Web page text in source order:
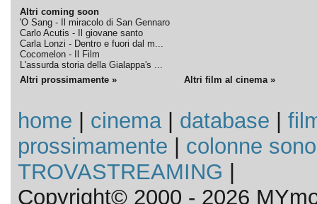
Altri coming soon
'O Sang - Il miracolo di San Gennaro
Carlo Acutis - Il giovane santo
Carla Lonzi - Dentro e fuori dal m...
Cocomelon - Il Film
L'assurda storia della Gialappa's ...
Altri prossimamente » Altri film al cinema »
home cinema| database
prossimamente
colonne
TROVASTREAMING
Copyright© 2000 - 2026